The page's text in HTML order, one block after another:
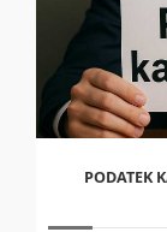
PODATEK